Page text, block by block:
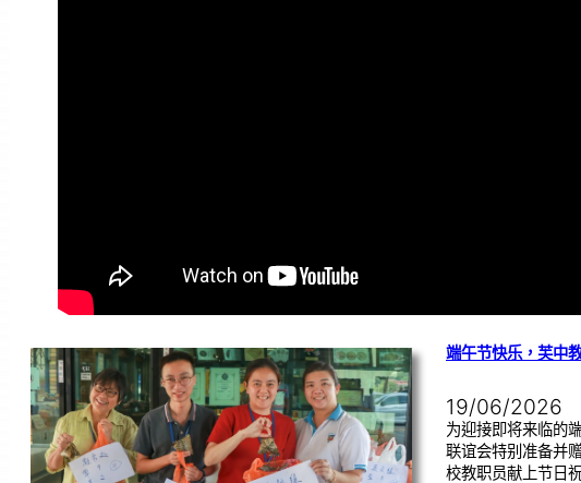
端午节快乐，芙中
19/06/2026
为迎接即将来临的
联谊会特别准备并
校教职员献上节日